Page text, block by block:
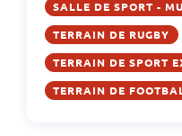
SALLE DE SPORT -
TERRAIN DE RUGBY
TERRAIN DE SPORT
TERRAIN DE